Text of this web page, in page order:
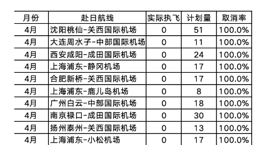
货车高速制动失灵 交警护航化险为夷
白海豚突然大拐弯 走出罕见路线
下党之路